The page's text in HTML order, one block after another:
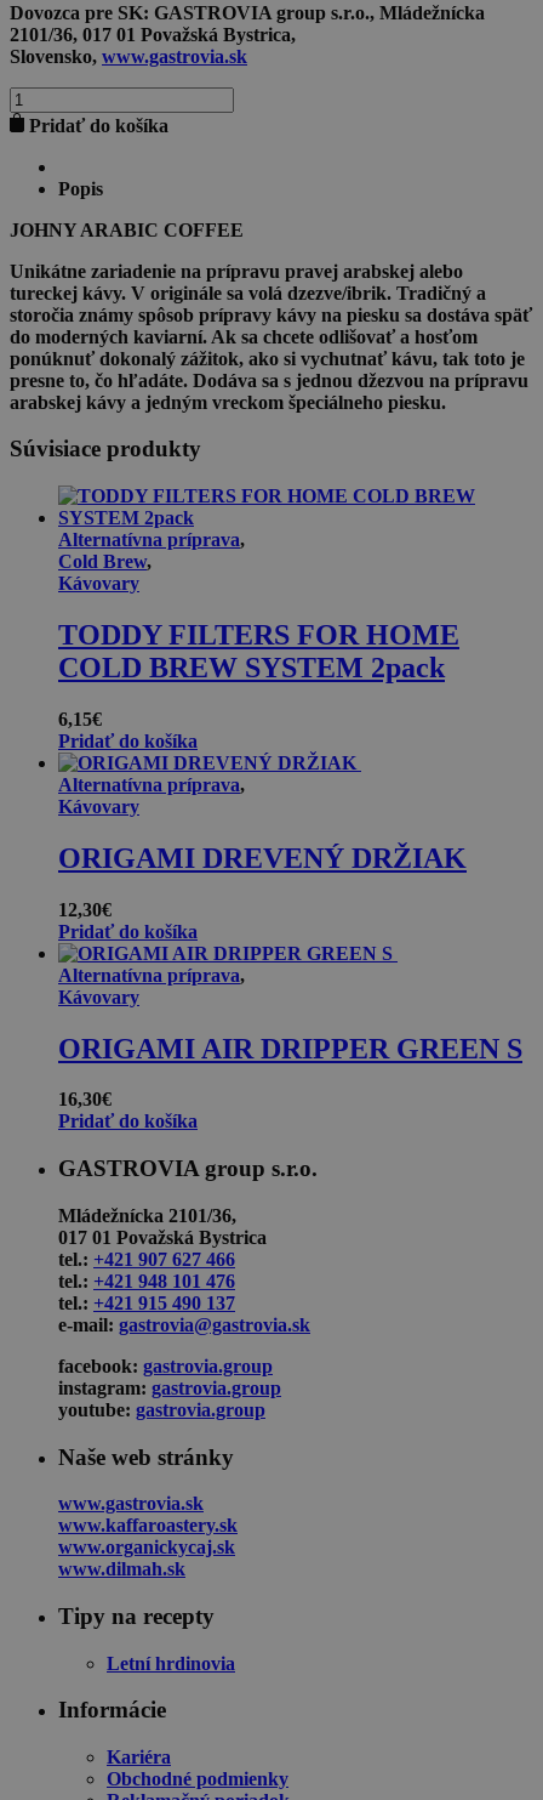
Dovozca pre SK: GASTROVIA group s.r.o., Mládežnícka
2101/36, 017 01 Považská Bystrica,
Slovensko, www.gastrovia.sk
množstvo
JOHNY
COFFEE
AK/
5
Pridať do košíka
Popis
JOHNY ARABIC COFFEE
Unikátne zariadenie na prípravu pravej arabskej alebo
tureckej kávy. V originále sa volá dzezve/ibrik. Tradičný a
storočia známy spôsob prípravy kávy na piesku sa dostáva späť
do moderných kaviarní. Ak sa chcete odlišovať a hosťom
ponúknuť dokonalý zážitok, ako si vychutnať kávu, tak toto je
presne to, čo hľadáte. Dodáva sa s jednou džezvou na prípravu
arabskej kávy a jedným vreckom špeciálneho piesku.
Súvisiace produkty
Alternatívna príprava,
Cold Brew,
Kávovary
TODDY FILTERS FOR HOME
COLD BREW SYSTEM 2pack
6,15€
Pridať do košíka
Alternatívna príprava,
Kávovary
ORIGAMI DREVENÝ DRŽIAK
12,30€
Pridať do košíka
Alternatívna príprava,
Kávovary
ORIGAMI AIR DRIPPER GREEN S
16,30€
Pridať do košíka
GASTROVIA group s.r.o.
Mládežnícka 2101/36,
017 01 Považská Bystrica
tel.: +421 907 627 466
tel.: +421 948 101 476
tel.: +421 915 490 137
e-mail: gastrovia@gastrovia.sk
facebook: gastrovia.group
instagram: gastrovia.group
youtube: gastrovia.group
Naše web stránky
www.gastrovia.sk
www.kaffaroastery.sk
www.organickycaj.sk
www.dilmah.sk
Tipy na recepty
Letní hrdinovia
Informácie
Kariéra
Obchodné podmienky